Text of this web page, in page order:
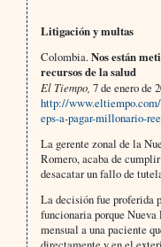
Litigación y multas
Colombia.Nos están
recursos de la salud
El Tiempo, 7 de enero de
http://
eps-a-pagar-millonario-
La gerente zonal de la
Romero, acaba de
desacatar un fallo de
La decisión fue proferida
funcionaria porque Nueva
mensual a una paciente